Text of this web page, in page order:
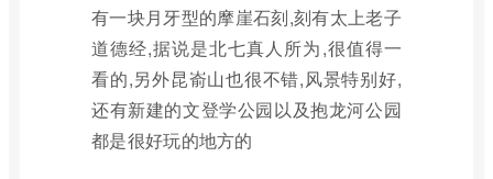
有一块月牙型的摩崖石刻,刻有太上老子
道德经,据说是北七真人所为,很值得一
看的,另外昆嵛山也很不错,风景特别好,
还有新建的文登学公园以及抱龙河公园
都是很好玩的地方的